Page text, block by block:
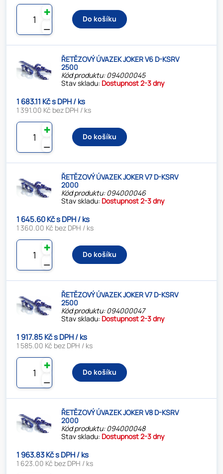
⚊
✚
Do košíku
ŘETĚZOVÝ ÚVAZEK JOKER V6 D-KSRV
2500
Kód produktu: 094000045
Stav skladu: Dostupnost 2-3 dny
1 683.11 Kč s DPH / ks
1 391.00 Kč bez DPH / ks
⚊
✚
Do košíku
ŘETĚZOVÝ ÚVAZEK JOKER V7 D-KSRV
2000
Kód produktu: 094000046
Stav skladu: Dostupnost 2-3 dny
1 645.60 Kč s DPH / ks
1 360.00 Kč bez DPH / ks
⚊
✚
Do košíku
ŘETĚZOVÝ ÚVAZEK JOKER V7 D-KSRV
2500
Kód produktu: 094000047
Stav skladu: Dostupnost 2-3 dny
1 917.85 Kč s DPH / ks
1 585.00 Kč bez DPH / ks
⚊
✚
Do košíku
ŘETĚZOVÝ ÚVAZEK JOKER V8 D-KSRV
2000
Kód produktu: 094000048
Stav skladu: Dostupnost 2-3 dny
1 963.83 Kč s DPH / ks
1 623.00 Kč bez DPH / ks